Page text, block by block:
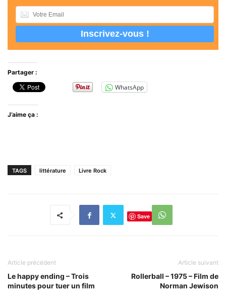
Partager :
WhatsApp
J’aime ça :
TAGS littérature Livre Rock
Save
Article précédent
Le happy ending – Trois
minutes pour tuer un film
Article suivant
Rollerball – 1975 – Film de
Norman Jewison